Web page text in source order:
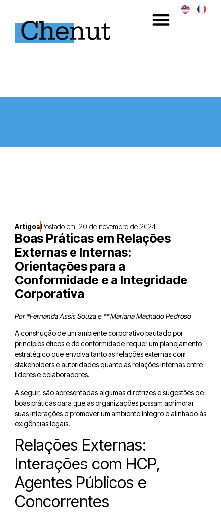
ArtigosPostado em: 20 de novembro de 2024
Boas Práticas em Relações
Externas e Internas:
Orientações para a
Conformidade e a Integridade
Corporativa
Por *Fernanda Assis Souza e ** Mariana Machado Pedroso
A construção de um ambiente corporativo pautado por
princípios éticos e de conformidade requer um planejamento
estratégico que envolva tanto as relações externas com
stakeholders e autoridades quanto as relações internas entre
líderes e colaboradores.
A seguir, são apresentadas algumas diretrizes e sugestões de
boas práticas para que as organizações possam aprimorar
suas interações e promover um ambiente íntegro e alinhado às
exigências legais.
Relações Externas:
Interações com HCP,
Agentes Públicos e
Concorrentes